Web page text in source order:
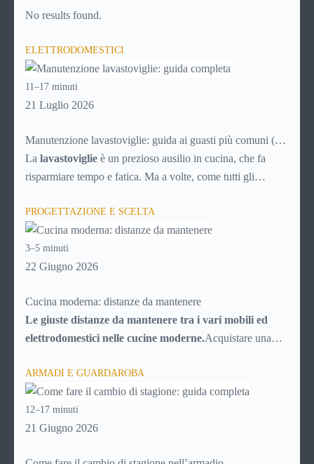
abitazione: è legittimo chiedersi se è possibile
capiremo come inviare la disdetta per un contratto di affitto.
No results found.
ELETTRODOMESTICI
11–17 minuti
21 Luglio 2026
Manutenzione lavastoviglie: guida ai guasti più comuni (e
soluzioni)
La lavastoviglie è un prezioso ausilio in cucina, che fa
risparmiare tempo e fatica. Ma a volte, come tutti gli
problemi tecnici. Ecco una breve guida ai principali guasti e
inconvenienti, con tutti i consigli utili per cercare di
risolverli da soli, senza chiamare il tecnico e risparmiando
quindi soldi.
PROGETTAZIONE E SCELTA
3–5 minuti
22 Giugno 2026
Cucina moderna: distanze da mantenere
Le giuste distanze da mantenere tra i vari mobili ed
elettrodomestici nelle cucine moderne.Acquistare una
le infinite possibilità messe a disposizione dal mercato. In
realtà la scelta è resa “difficile” proprio dal numero di
possibilità fra cui scegliere, che trasformano l’acquisto della
cucina in una vera e propria impresa, poiché ci si deve
ARMADI E GUARDAROBA
12–17 minuti
21 Giugno 2026